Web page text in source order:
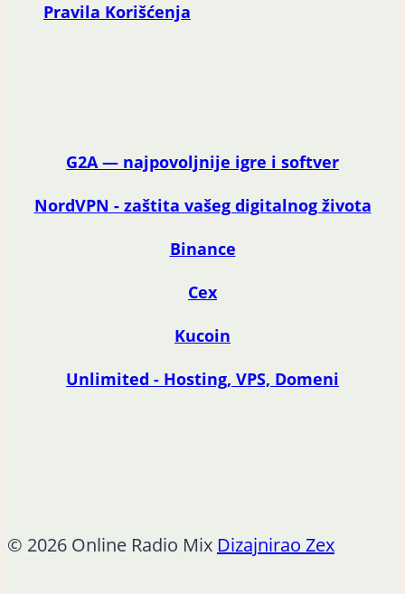
Pravila Korišćenja
G2A — najpovoljnije igre i softver
NordVPN - zaštita vašeg digitalnog života
Binance
Cex
Kucoin
Unlimited - Hosting, VPS, Domeni
© 2026 Online Radio Mix Dizajnirao Zex